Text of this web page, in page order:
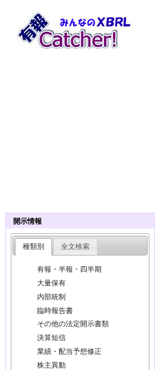
開示情報
種類別 全文検索
有報・半報・四半期
大量保有
内部統制
臨時報告書
その他の法定開示書類
決算短信
業績・配当予想修正
株主異動